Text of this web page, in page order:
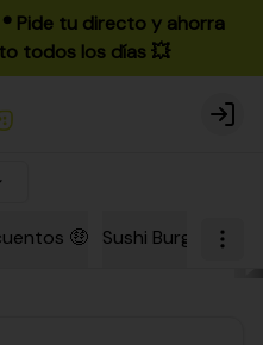
®️ Pide tu directo y ahorra
todos los días 💥
Login
🤑 Sushi Burgers